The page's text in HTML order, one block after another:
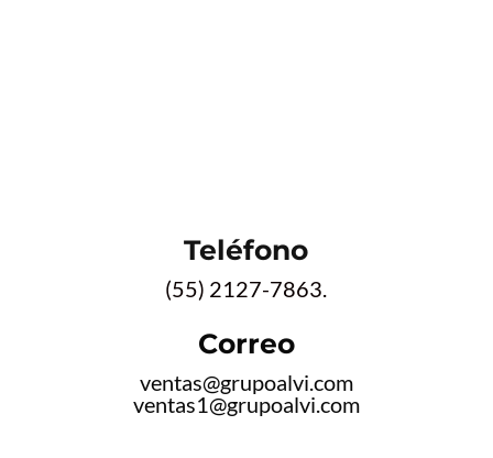
Teléfono
(55) 2127-7863.
Correo
ventas@grupoalvi.com
ventas1@grupoalvi.com